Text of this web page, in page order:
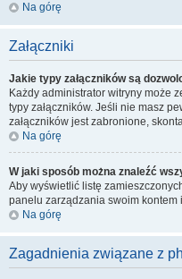
Na górę
Załączniki
Jakie typy załączników są
Każdy administrator witryny może
typy załączników. Jeśli nie masz
załączników jest zabronione,
Na górę
W jaki sposób można znaleźć
Aby wyświetlić listę
panelu zarządzania swoim kontem
Na górę
Zagadnienia związane z